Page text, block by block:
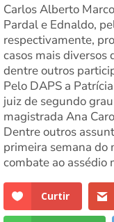
Carlos Alberto
Pardal e Ednaldo,
respectivamente,
casos mais diversos
dentre outros
Pelo DAPS a
juiz de segundo
magistrada Ana
Dentre outros
primeira semana do
combate ao assédio
Curtir